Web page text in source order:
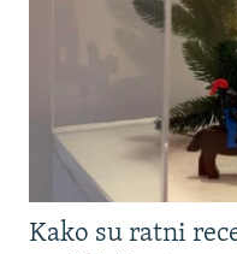
Kako su ratni